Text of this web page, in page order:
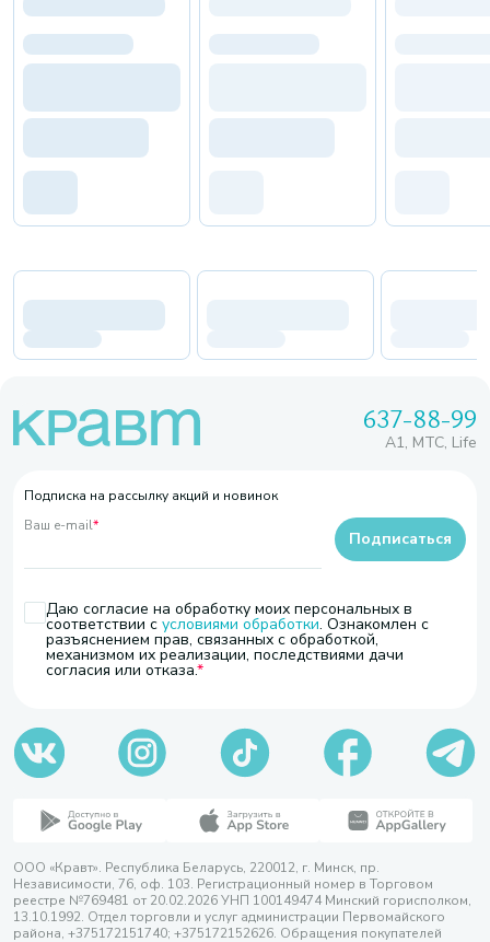
637-88-99
A1, МТС, Life
Подписка на рассылку акций и новинок
Ваш e-mail*
Даю согласие на обработку моих персональных в
соответствии с условиями обработки. Ознакомлен с
разъяснением прав, связанных с обработкой,
механизмом их реализации, последствиями дачи
согласия или отказа.
Подписаться
ООО «Кравт». Республика Беларусь, 220012, г. Минск, пр.
Независимости, 76, оф. 103. Регистрационный номер в Торговом
реестре №769481 от 20.02.2026 УНП 100149474 Минский горисполком,
13.10.1992. Отдел торговли и услуг администрации Первомайского
района, +375172151740; +375172152626. Обращения покупателей